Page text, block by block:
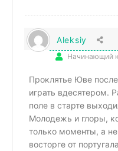
Aleksiy
Начинающий
Проклятье Юве
играть вдесятером.
поле в старте
Молодежь и глоры,
только моменты, а
восторге от